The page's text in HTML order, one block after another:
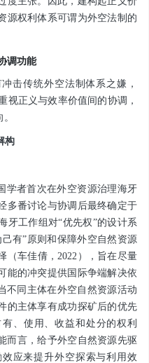
源权利体系可谓为外空法制的
调功能
击传统外空法制体系之嫌，
视正义与效率价值间的协调，
构
学者首次在外空资源治理海牙
多番讨论与协调后最终确定于
牙工作组对“优先权”的设计系
有”原则和保障外空自然资源
（车佳倩，2022），旨在尽量
能的冲突提供国际争端解决依
不同主体在外空自然资源活动
的主体享有成功探矿后的优先
、使用、收益和处分的权利
而言，给予外空自然资源先驱
应来提升外空探索与利用效